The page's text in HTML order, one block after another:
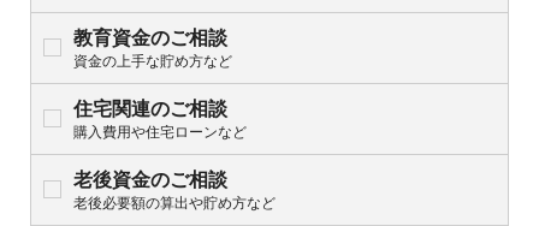
教育資金のご相談
資金の上手な貯め方など
住宅関連のご相談
購入費用や住宅ローンなど
老後資金のご相談
老後必要額の算出や貯め方など